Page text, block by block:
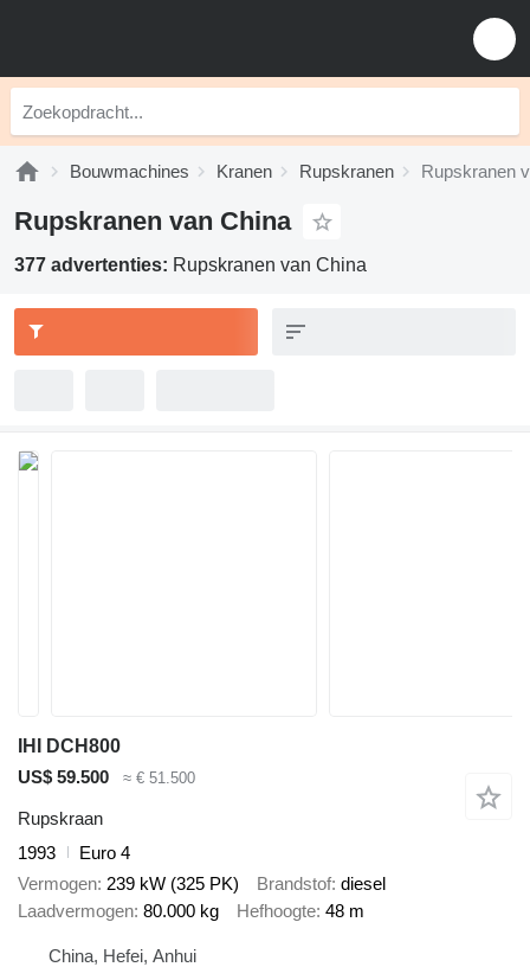
Bouwmachines Kranen Rupskranen Rupskranen
Rupskranen van China
377 advertenties: Rupskranen van China
IHI DCH800
US$ 59.500
≈ € 51.500
Rupskraan
1993
Euro 4
Vermogen 239 kW (325 PK) Brandstof diesel
Laadvermogen 80.000 kg Hefhoogte 48 m
China, Hefei, Anhui